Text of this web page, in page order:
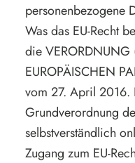
personenbezogene
Was das EU-Recht
die
EUROPÄISCHEN
vom 27. April 2016.
Grundverordnung
selbstverständlich
Zugang zum EU-